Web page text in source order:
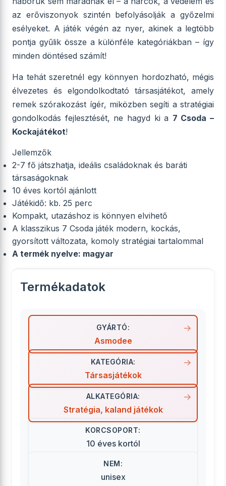
az erőviszonyok szintén befolyásolják a győzelmi
esélyeket. A játék végén az nyer, akinek a legtöbb
pontja gyűlik össze a különféle kategóriákban – így
minden döntésed számít!
Ha tehát szeretnél egy könnyen hordozható, mégis
élvezetes és elgondolkodtató társasjátékot, amely
remek szórakozást ígér, miközben segíti a stratégiai
gondolkodás fejlesztését, ne hagyd ki a 7 Csoda –
Kockajátékot!
Jellemzők
2-7 fő játszhatja, ideális családoknak és baráti
társaságoknak
10 éves kortól ajánlott
Játékidő: kb. 25 perc
Kompakt, utazáshoz is könnyen elvihető
A klasszikus 7 Csoda játék modern, kockás,
gyorsított változata, komoly stratégiai tartalommal
A termék nyelve: magyar
Termékadatok
GYÁRTÓ:
Asmodee
KATEGÓRIA:
Társasjátékok
ALKATEGÓRIA:
Stratégia, kaland játékok
KORCSOPORT:
10 éves kortól
NEM:
unisex